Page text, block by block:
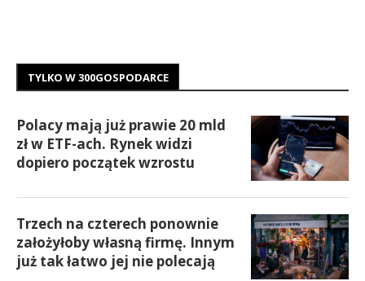
TYLKO W 300GOSPODARCE
Polacy mają już prawie 20 mld
zł w ETF-ach. Rynek widzi
dopiero początek wzrostu
Trzech na czterech ponownie
założyłoby własną firmę. Innym
już tak łatwo jej nie polecają